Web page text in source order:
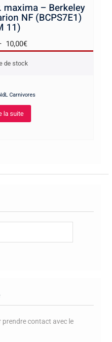
maxima – Berkeley
NF (BCPS7E1)
11)
10,00€Plage
à
10,00€
de stock
Carnivores
la suite
prendre contact avec le